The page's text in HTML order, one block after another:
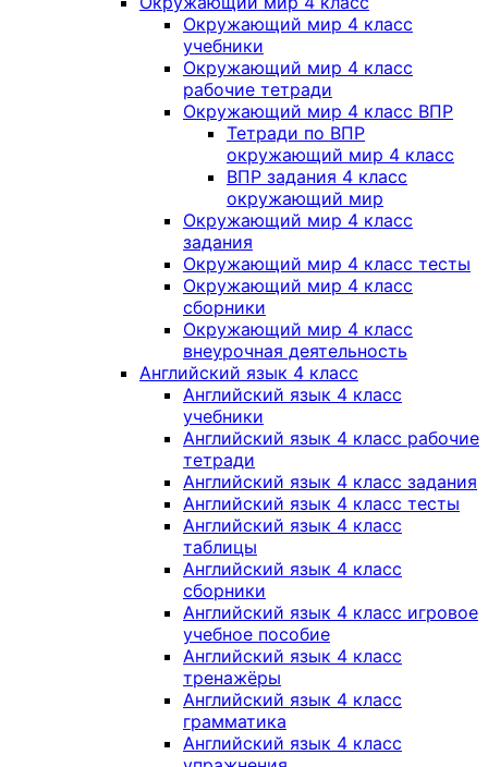
Окружающий мир 4 класс
учебники
Окружающий мир 4 класс
рабочие тетради
Окружающий мир 4 класс ВПР
Тетради по ВПР
окружающий мир 4 класс
ВПР задания 4 класс
окружающий мир
Окружающий мир 4 класс
задания
Окружающий мир 4 класс тесты
Окружающий мир 4 класс
сборники
Окружающий мир 4 класс
внеурочная деятельность
Английский язык 4 класс
Английский язык 4 класс
учебники
Английский язык 4 класс рабочие
тетради
Английский язык 4 класс задания
Английский язык 4 класс тесты
Английский язык 4 класс
таблицы
Английский язык 4 класс
сборники
Английский язык 4 класс игровое
учебное пособие
Английский язык 4 класс
тренажёры
Английский язык 4 класс
грамматика
Английский язык 4 класс